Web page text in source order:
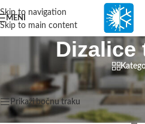
content
Skip to navigation
Skip to main content
MENI
Dizalice
Početna
Dizalice topline
Prikaži bočnu traku